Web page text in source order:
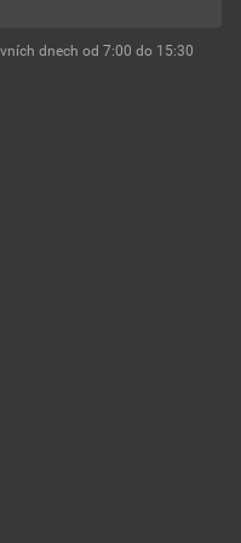
přihlášený uživatel.
dnech od 7:00 do 15:30